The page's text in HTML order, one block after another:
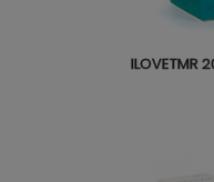
ILOVETMR